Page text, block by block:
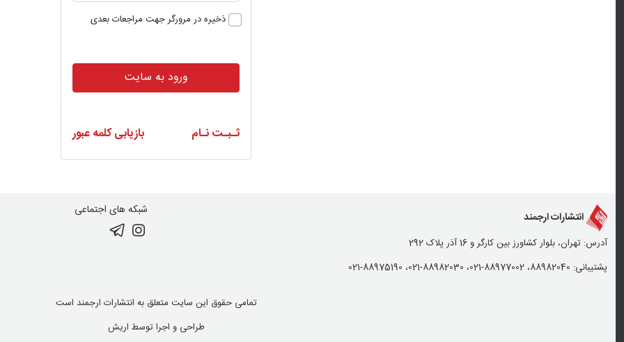
ذخیره در مرورگر جهت مراجعات بعدی
ورود به سایت
ثـبـت نـام بازیابی کلمه عبور
انتشارات ارجمند
آدرس: تهران، بلوار کشاورز بین کارگر و 16 آذر پلاک 292
پشتیبانی: 88982040، 88977002-021، 88982030-021، 88975190-021
شبکه های اجتماعی
تمامی حقوق این سایت متعلق به انتشارات ارجمند است
طراحی و اجرا توسط اریش